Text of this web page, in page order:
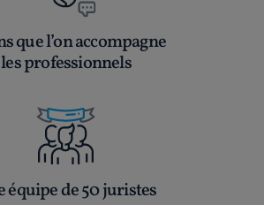
que l’on accompagne
les professionnels
équipe de 50 juristes